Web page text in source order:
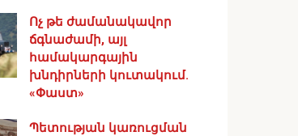
Ոչ թե ժամանակավոր
ճգնաժամի, այլ
համակարգային
խնդիրների կուտակում.
«Փաստ»
Պետության կառուցման